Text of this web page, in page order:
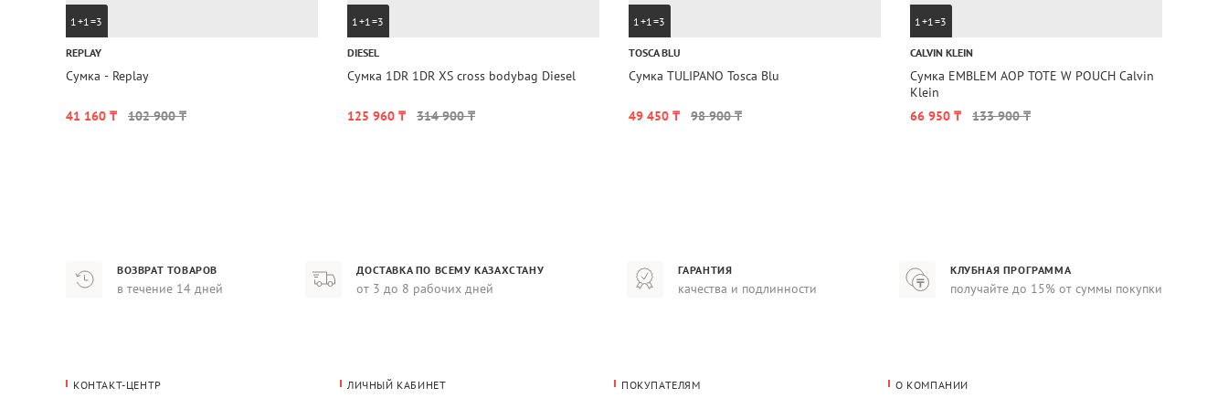
1+1=3
REPLAY
Сумка - Replay
41 160 ₸ 102 900 ₸
1+1=3
DIESEL
Сумка 1DR 1DR XS cross bodybag Diesel
125 960 ₸ 314 900 ₸
1+1=3
TOSCA BLU
Сумка TULIPANO Tosca Blu
49 450 ₸ 98 900 ₸
1+1=3
CALVIN KLEIN
Сумка EMBLEM AOP TOTE W POUCH Calvin
Klein
66 950 ₸
133 900 ₸
ВОЗВРАТ ТОВАРОВ
в течение 14 дней
ДОСТАВКА ПО ВСЕМУ КАЗАХСТАНУ
от 3 до 8 рабочих дней
ГАРАНТИЯ
качества и подлинности
КЛУБНАЯ ПРОГРАММА
получайте до 15% от суммы покупки
КОНТАКТ-ЦЕНТР ЛИЧНЫЙ КАБИНЕТ ПОКУПАТЕЛЯМ О КОМПАНИИ